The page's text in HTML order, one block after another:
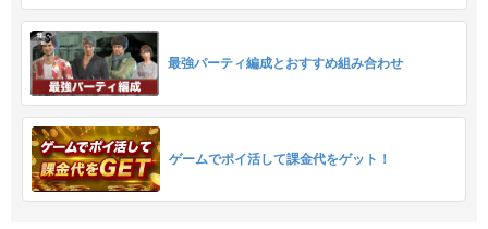
最強パーティ編成とおすすめ組み合わせ
ゲームでポイ活して課金代をゲット！